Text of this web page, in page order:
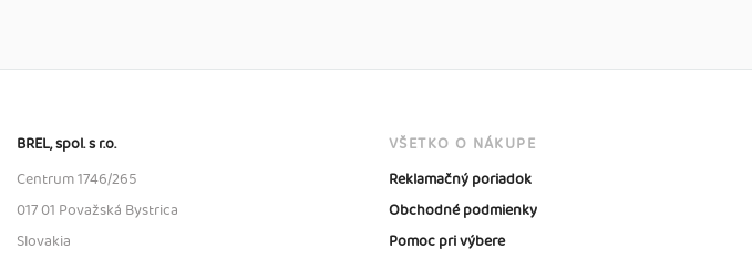
BREL, spol. s r.o.
Centrum 1746/265
017 01 Považská Bystrica
Slovakia
VŠETKO O NÁKUPE
Reklamačný poriadok
Obchodné podmienky
Pomoc pri výbere